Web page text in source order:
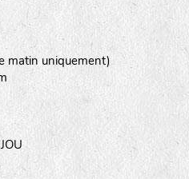
matin uniquement)